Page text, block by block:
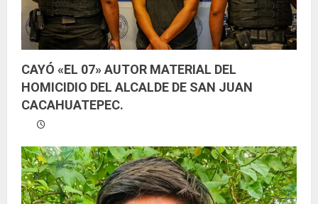
CAYÓ «EL 07» AUTOR MATERIAL DEL
HOMICIDIO DEL ALCALDE DE SAN JUAN
CACAHUATEPEC.